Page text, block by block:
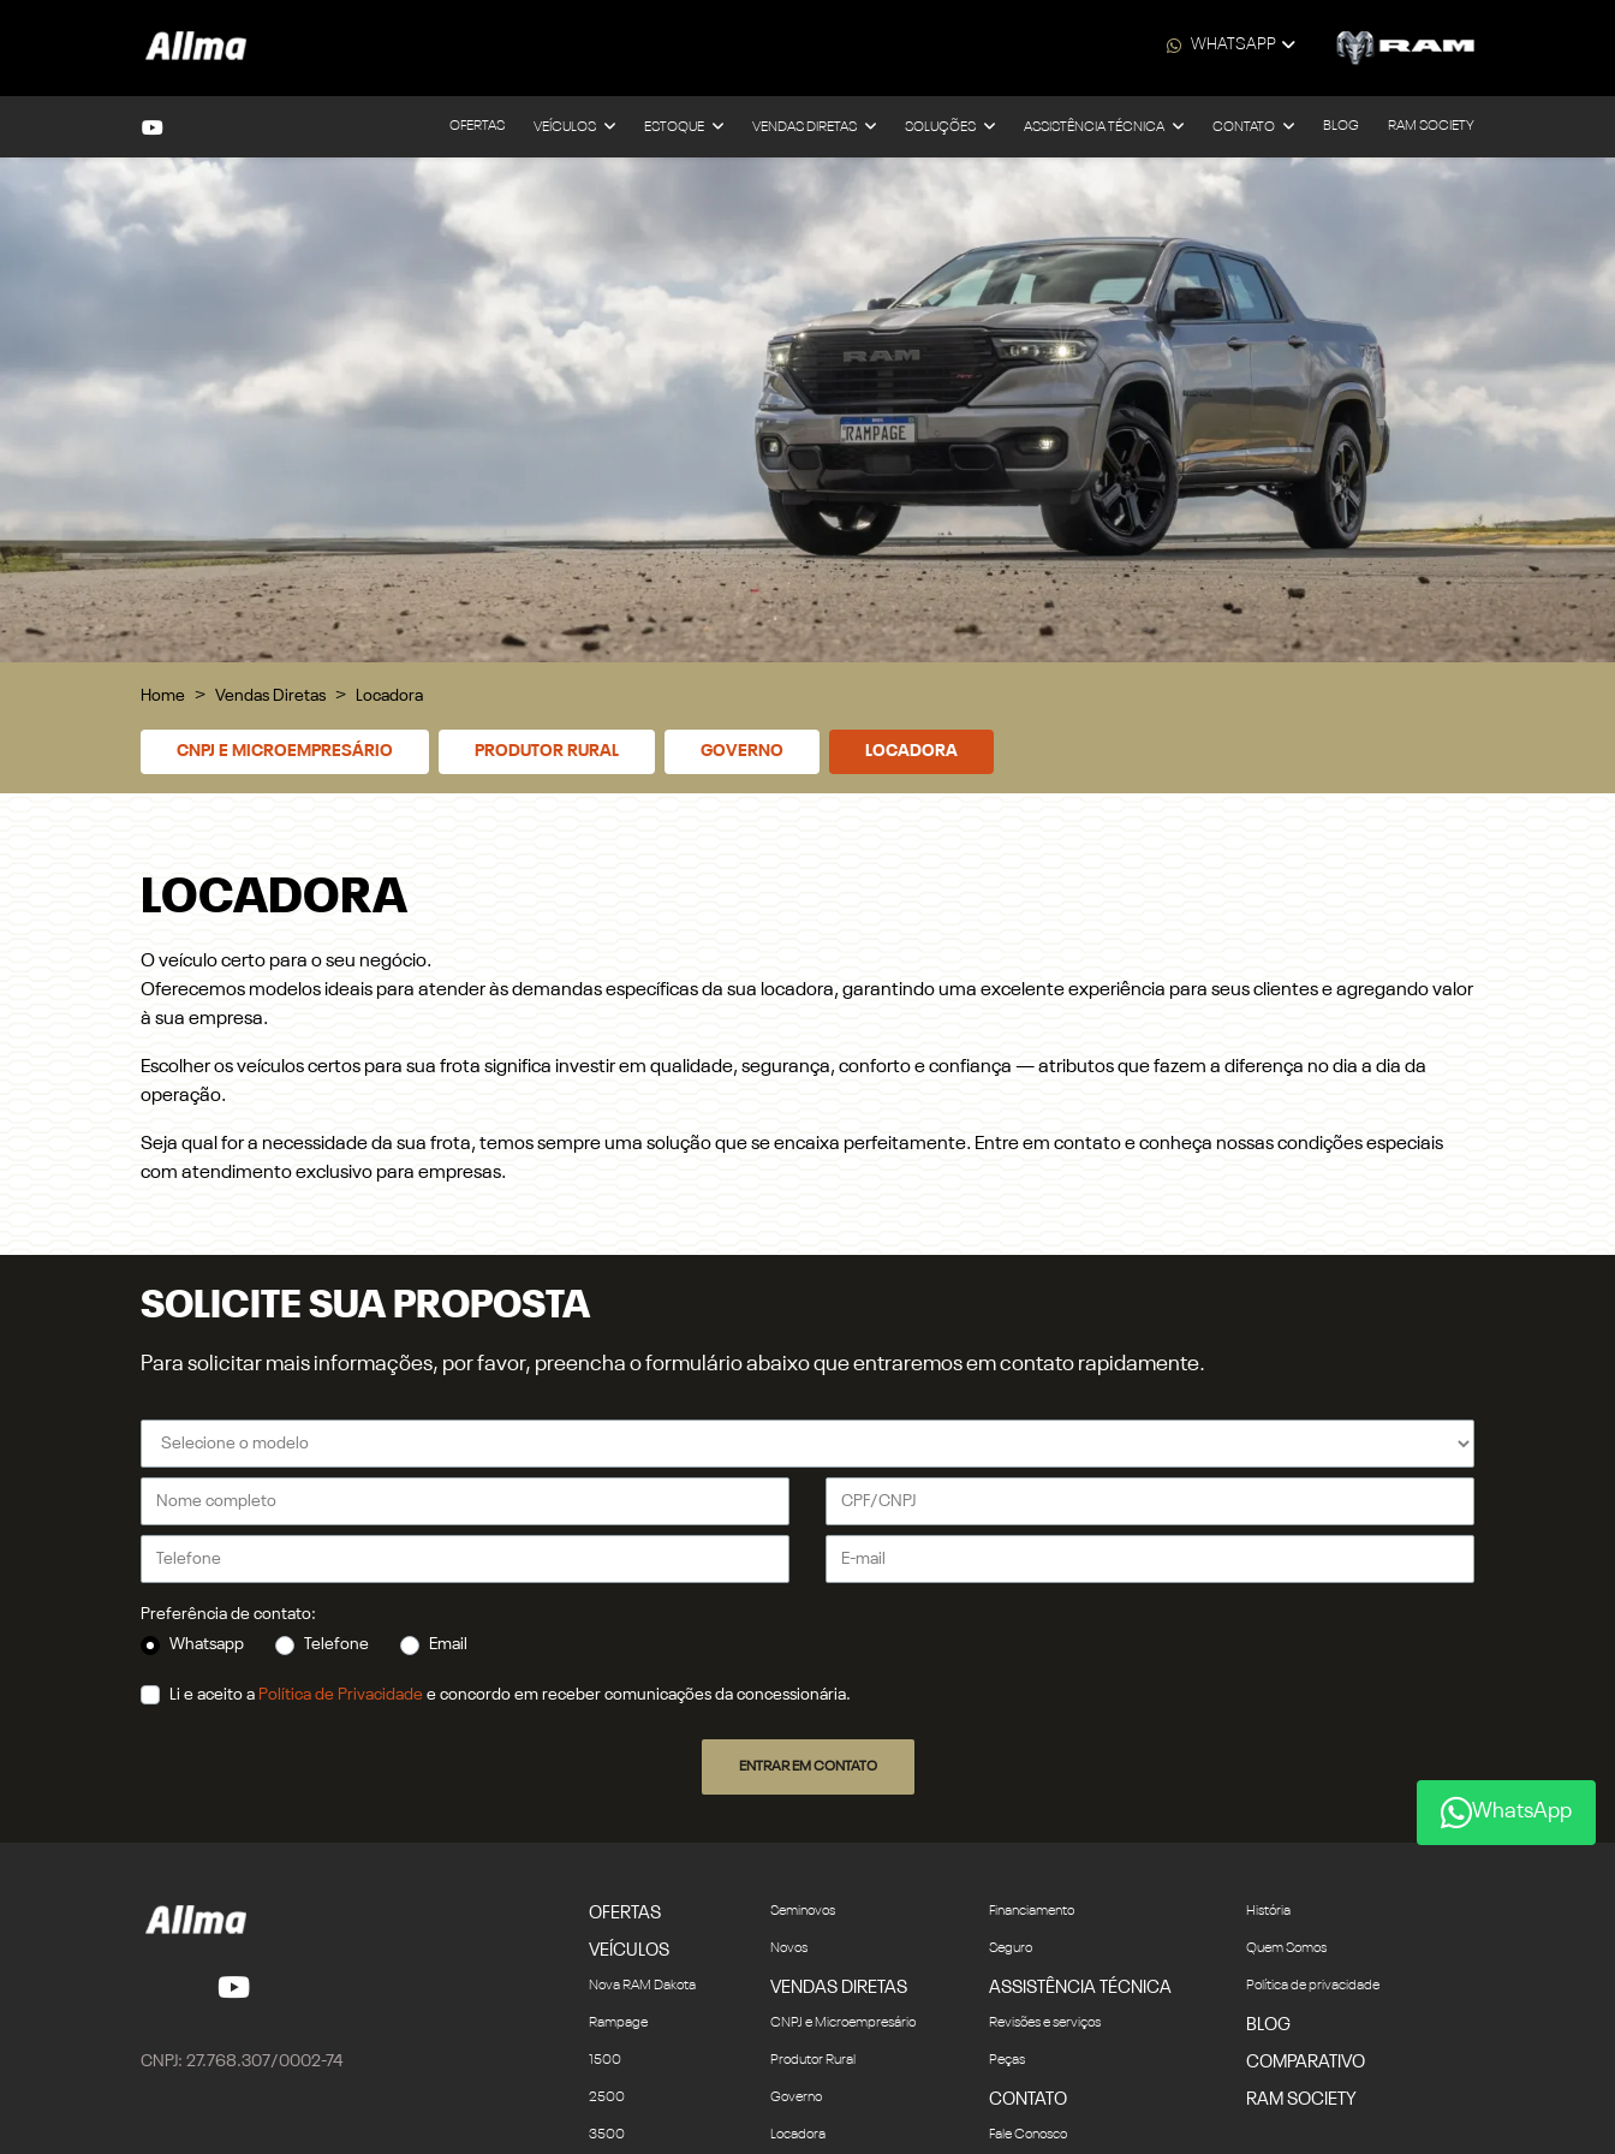
WHATSAPP
OFERTAS VEÍCULOS ESTOQUE VENDAS DIRETAS SOLUÇÕES ASSISTÊNCIA TÉCNICA CONTATO BLOG RAM SOCIETY
Home Vendas Diretas Locadora
CNPJ E MICROEMPRESÁRIO PRODUTOR RURAL GOVERNO LOCADORA
LOCADORA
O veículo certo para o seu negócio.
Oferecemos modelos ideais para atender às demandas específicas da sua locadora, garantindo uma excelente experiência para seus clientes e agregando valor
à sua empresa.
Escolher os veículos certos para sua frota significa investir em qualidade, segurança, conforto e confiança — atributos que fazem a diferença no dia a dia da
operação.
Seja qual for a necessidade da sua frota, temos sempre uma solução que se encaixa perfeitamente. Entre em contato e conheça nossas condições especiais
com atendimento exclusivo para empresas.
SOLICITE SUA PROPOSTA
Para solicitar mais informações, por favor, preencha o formulário abaixo que entraremos em contato rapidamente.
Preferência de contato:
Whatsapp
Telefone Email
Li e aceito a Política de Privacidade e concordo em receber comunicações da concessionária.
ENTRAR EM CONTATO
CNPJ: 27.768.307/0002-74
OFERTAS
VEÍCULOS
Nova RAM Dakota
Rampage
1500
2500
3500
Seminovos
Novos
VENDAS DIRETAS
CNPJ e Microempresário
Produtor Rural
Governo
Locadora
Financiamento
Seguro
ASSISTÊNCIA TÉCNICA
Revisões e serviços
Peças
CONTATO
Fale Conosco
História
Quem Somos
Política de privacidade
BLOG
COMPARATIVO
RAM SOCIETY
WhatsApp